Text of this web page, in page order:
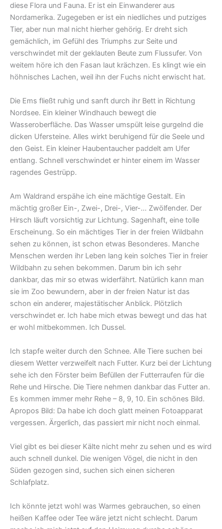
diese Flora und Fauna. Er ist ein Einwanderer aus
Nordamerika. Zugegeben er ist ein niedliches und putziges
Tier, aber nun mal nicht hierher gehörig. Er dreht sich
gemächlich, im Gefühl des Triumphs zur Seite und
verschwindet mit der geklauten Beute zum Flussufer. Von
weitem höre ich den Fasan laut krächzen. Es klingt wie ein
höhnisches Lachen, weil ihn der Fuchs nicht erwischt hat.
Die Ems fließt ruhig und sanft durch ihr Bett in Richtung
Nordsee. Ein kleiner Windhauch bewegt die
Wasseroberfläche. Das Wasser umspült leise gurgelnd die
dicken Ufersteine. Alles wirkt beruhigend für die Seele und
den Geist. Ein kleiner Haubentaucher paddelt am Ufer
entlang. Schnell verschwindet er hinter einem im Wasser
ragendes Gestrüpp.
Am Waldrand erspähe ich eine mächtige Gestalt. Ein
mächtig großer Ein-, Zwei-, Drei-, Vier-… Zwölfender. Der
Hirsch läuft vorsichtig zur Lichtung. Sagenhaft, eine tolle
Erscheinung. So ein mächtiges Tier in der freien Wildbahn
sehen zu können, ist schon etwas Besonderes. Manche
Menschen werden ihr Leben lang kein solches Tier in freier
Wildbahn zu sehen bekommen. Darum bin ich sehr
dankbar, das mir so etwas widerfährt. Natürlich kann man
sie im Zoo bewundern, aber in der freien Natur ist das
schon ein anderer, majestätischer Anblick. Plötzlich
verschwindet er. Ich habe mich etwas bewegt und das hat
er wohl mitbekommen. Ich Dussel.
Ich stapfe weiter durch den Schnee. Alle Tiere suchen bei
diesem Wetter verzweifelt nach Futter. Kurz bei der Lichtung
sehe ich den Förster beim Befüllen der Futterraufen für die
Rehe und Hirsche. Die Tiere nehmen dankbar das Futter an.
Es kommen immer mehr Rehe – 8, 9, 10. Ein schönes Bild.
Apropos Bild: Da habe ich doch glatt meinen Fotoapparat
vergessen. Ärgerlich, das passiert mir nicht noch einmal.
Viel gibt es bei dieser Kälte nicht mehr zu sehen und es wird
auch schnell dunkel. Die wenigen Vögel, die nicht in den
Süden gezogen sind, suchen sich einen sicheren
Schlafplatz.
Ich könnte jetzt wohl was Warmes gebrauchen, so einen
heißen Kaffee oder Tee wäre jetzt nicht schlecht. Darum